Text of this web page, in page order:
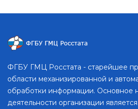
ФГБУ ГМЦ Росстата - старейшее
области механизированной и
обработки информации. Основное
деятельности организации